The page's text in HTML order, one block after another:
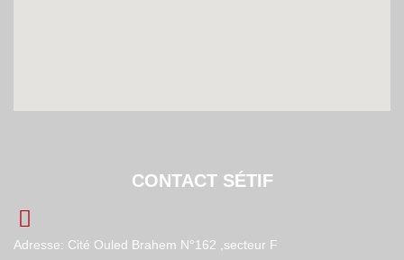
CONTACT SÉTIF
Adresse: Cité Ouled Brahem N°162 ,secteur F